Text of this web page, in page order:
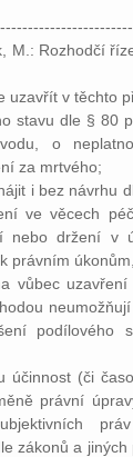
M.: Rozhodčí
uzavřít v těchto
stavu dle § 80
o
za mrtvého;
i bez návrhu
ve věcech
nebo držení v
právním
vůbec
podílového
účinnost (či
právní
zákonů a